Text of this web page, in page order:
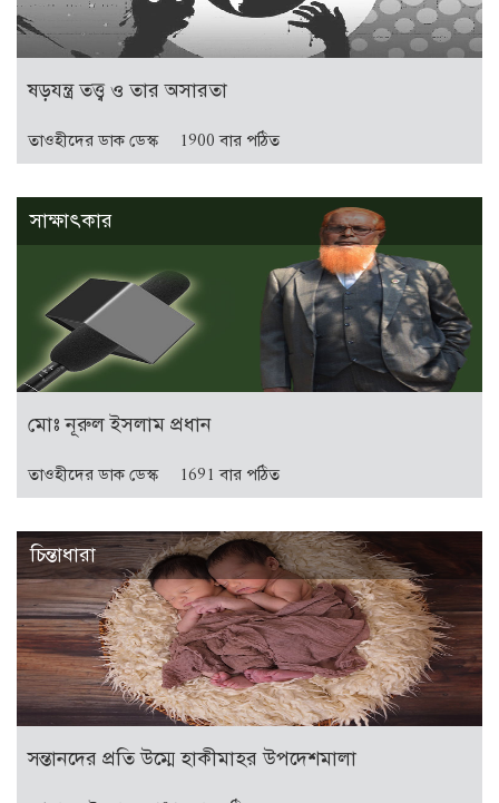
ষড়যন্ত্র তত্ত্ব ও তার অসারতা
তাওহীদের ডাক ডেস্ক 1900 বার পঠিত
সাক্ষাৎকার
মোঃ নূরুল ইসলাম প্রধান
তাওহীদের ডাক ডেস্ক 1691 বার পঠিত
চিন্তাধারা
সন্তানদের প্রতি উম্মে হাকীমাহর উপদেশমালা